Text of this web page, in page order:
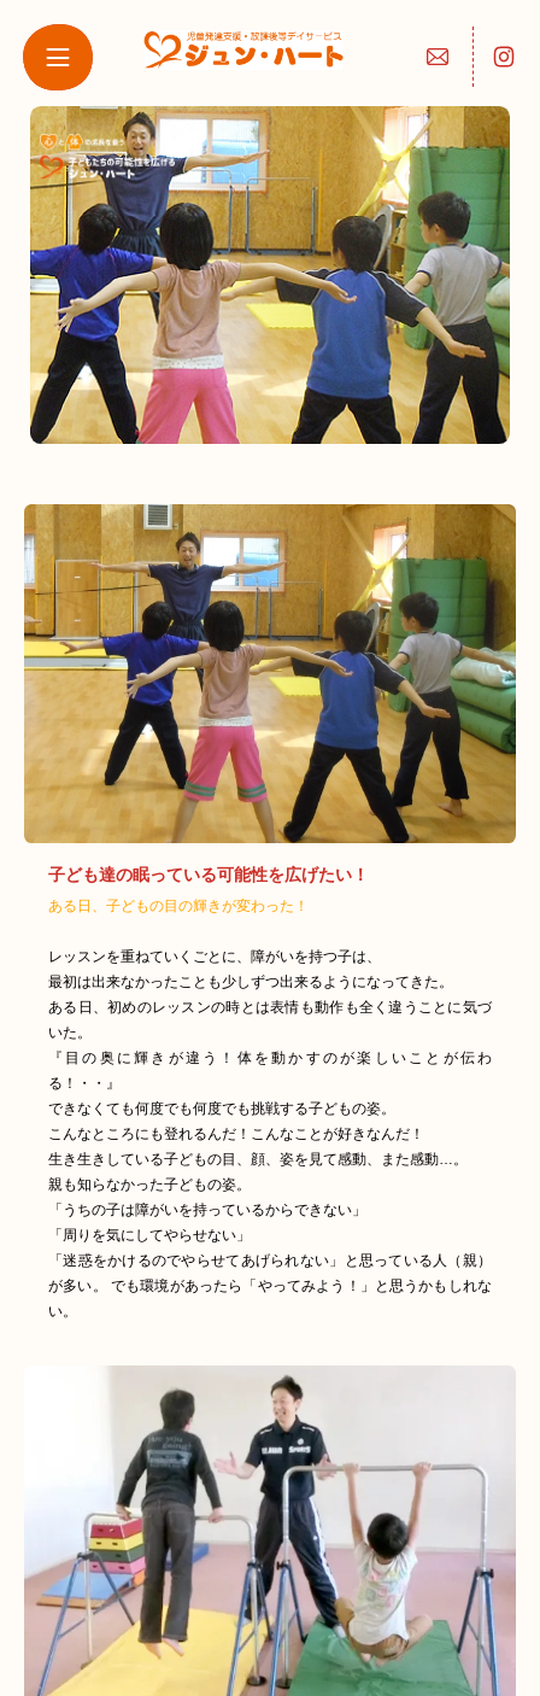
子ども達の眠っている可能性を広げたい！
ある日、子どもの目の輝きが変わった！
レッスンを重ねていくごとに、障がいを持つ子は、
最初は出来なかったことも少しずつ出来るようになってきた。
ある日、初めのレッスンの時とは表情も動作も全く違うことに気づ
いた。
『目の奥に輝きが違う！体を動かすのが楽しいことが伝わ
る！・・』
できなくても何度でも何度でも挑戦する子どもの姿。
こんなところにも登れるんだ！こんなことが好きなんだ！
生き生きしている子どもの目、顔、姿を見て感動、また感動…。
親も知らなかった子どもの姿。
「うちの子は障がいを持っているからできない」
「周りを気にしてやらせない」
「迷惑をかけるのでやらせてあげられない」と思っている人（親）
が多い。 でも環境があったら「やってみよう！」と思うかもしれな
い。
ジュン・ハート（清
田）
ジュン・ハート ジョブ
ジュン・ハート 厚別西
ジュン・ハート 白石
ジュン・ハート ワーク
ス
ジュン・ハート 月寒①
ジュン・ハート はこだ
て